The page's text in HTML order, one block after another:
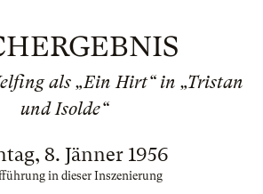
als „Ein Hirt“ in „Tristan
und Isolde“
8. Jänner 1956
in dieser Inszenierung